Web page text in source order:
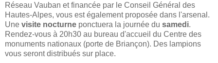
Réseau Vauban et financée par le Conseil Général des
Hautes-Alpes, vous est également proposée dans l'arsenal.
Une visite nocturne ponctuera la journée du samedi.
Rendez-vous à 20h30 au bureau d'accueil du Centre des
monuments nationaux (porte de Briançon). Des lampions
vous seront distribués sur place.